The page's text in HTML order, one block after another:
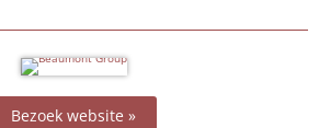
Bezoek website »